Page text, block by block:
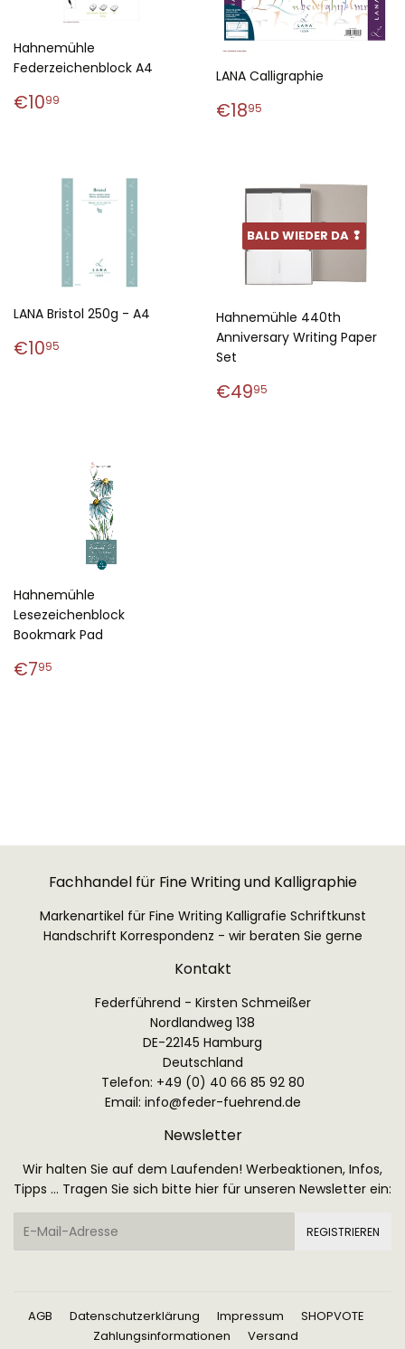
Hahnemühle
Federzeichenblock A4
Normaler
€1099
LANA Calligraphie
Normaler
€1895
LANA Bristol 250g - A4
Normaler
€1095
BALD WIEDER DA ❢
Hahnemühle 440th
Anniversary Writing Paper
Set
Normaler
€4995
Hahnemühle
Lesezeichenblock
Bookmark Pad
Normaler
€795
Fachhandel für Fine Writing und Kalligraphie
Markenartikel für Fine Writing Kalligrafie Schriftkunst
Handschrift Korrespondenz - wir beraten Sie gerne
Kontakt
Federführend - Kirsten Schmeißer
Nordlandweg 138
DE-22145 Hamburg
Deutschland
Telefon: +49 (0) 40 66 85 92 80
Email: info@feder-fuehrend.de
Newsletter
Wir halten Sie auf dem Laufenden! Werbeaktionen, Infos,
Tipps ... Tragen Sie sich bitte hier für unseren Newsletter ein:
E-
REGISTRIEREN
AGB Datenschutzerklärung Impressum
SHOPVOTE
Zahlungsinformationen
Versand